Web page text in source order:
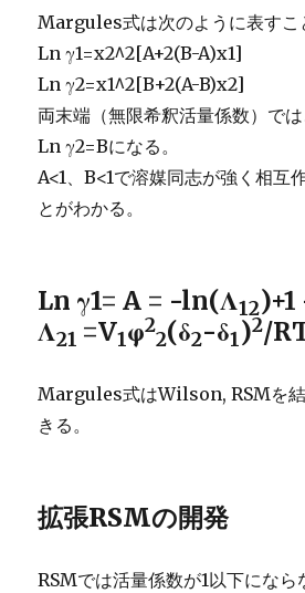
Margules式は次のように表すこ
Ln γ1=x2^2[A+2(B-A)x1]
Ln γ2=x1^2[B+2(A-B)x2]
両末端（無限希釈活量係数）では
Ln γ2=Bになる。
A<1、B<1で溶媒同志が強く相互
とがわかる。
Ln γ1= A = -ln(Λ12)+1
Λ21 =V1φ2
2(δ2-δ1)2/
Margules式はWilson, RSMを
きる。
拡張RSMの開発
RSMでは活量係数が1以下になら